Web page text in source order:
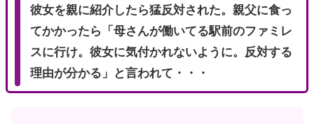
彼女を親に紹介したら猛反対された。親父に食っ
てかかったら「母さんが働いてる駅前のファミレ
スに行け。彼女に気付かれないように。反対する
理由が分かる」と言われて・・・